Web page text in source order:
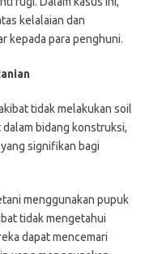
kelalaian dan
kepada para penghuni.
tidak melakukan soil
bidang konstruksi,
signifikan bagi
menggunakan pupuk
tidak mengetahui
dapat mencemari